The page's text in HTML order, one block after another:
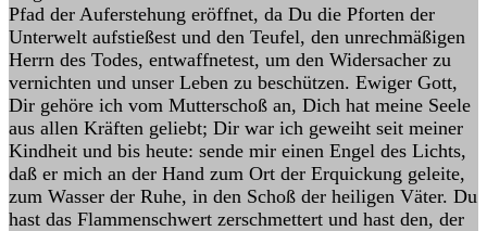
Pfad der Auferstehung eröffnet, da Du die Pforten der
Unterwelt aufstießest und den Teufel, den unrechmäßigen
Herrn des Todes, entwaffnetest, um den Widersacher zu
vernichten und unser Leben zu beschützen. Ewiger Gott,
Dir gehöre ich vom Mutterschoß an, Dich hat meine Seele
aus allen Kräften geliebt; Dir war ich geweiht seit meiner
Kindheit und bis heute: sende mir einen Engel des Lichts,
daß er mich an der Hand zum Ort der Erquickung geleite,
zum Wasser der Ruhe, in den Schoß der heiligen Väter. Du
hast das Flammenschwert zerschmettert und hast den, der